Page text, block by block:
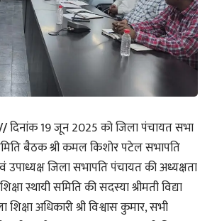
दिनांक 19 जून 2025 को जिला पंचायत सभा
बैठक श्री कमल किशोर पटेल सभापति
उपाध्यक्ष जिला सभापति पंचायत की अध्यक्षता
स्थायी समिति की सदस्या श्रीमती विद्या
अधिकारी श्री विश्वास कुमार, सभी